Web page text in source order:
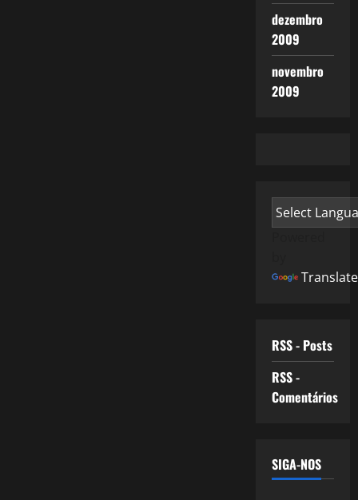
dezembro
2009
novembro
2009
Translate
RSS - Posts
RSS -
Comentários
SIGA-NOS